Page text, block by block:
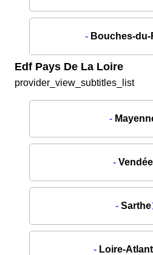
-Bouches-du-
Edf Pays De La Loire
provider_view_subtitles_list
-
- Vendée
-Sarthe
-Loire-